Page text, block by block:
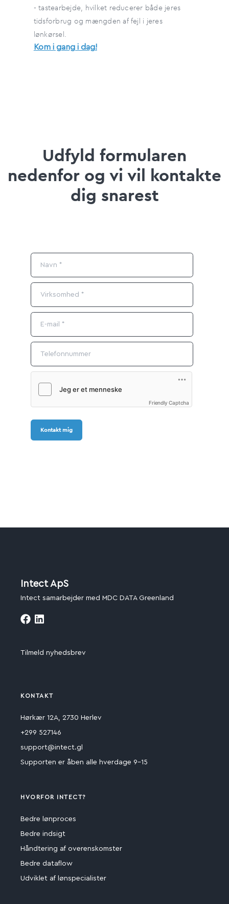
- tastearbejde, hvilket reducerer både jeres
tidsforbrug og mængden af fejl i jeres
lønkørsel.
Kom i gang i dag!
Udfyld formularen
nedenfor og vi vil kontakte
dig snarest
Friendly Captcha
Kontakt mig
Intect ApS
Intect samarbejder med MDC DATA Greenland
Tilmeld nyhedsbrev
KONTAKT
Hørkær 12A, 2730 Herlev
+299 527146
support@intect.gl
Supporten er åben alle hverdage 9-15
HVORFOR INTECT?
Bedre lønproces
Bedre indsigt
Håndtering af overenskomster
Bedre dataflow
Udviklet af lønspecialister